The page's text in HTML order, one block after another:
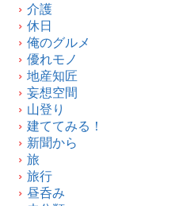
介護
休日
俺のグルメ
優れモノ
地産知匠
妄想空間
山登り
建ててみる！
新聞から
旅
旅行
昼呑み